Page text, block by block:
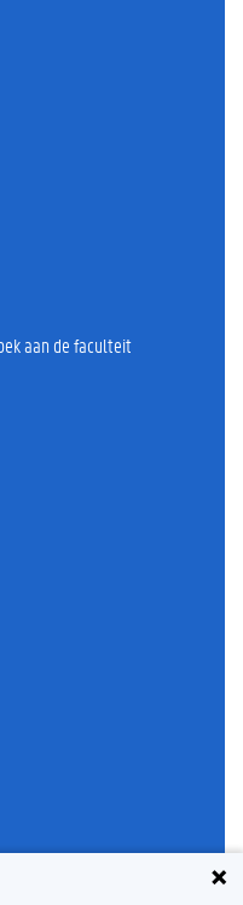
aan de faculteit